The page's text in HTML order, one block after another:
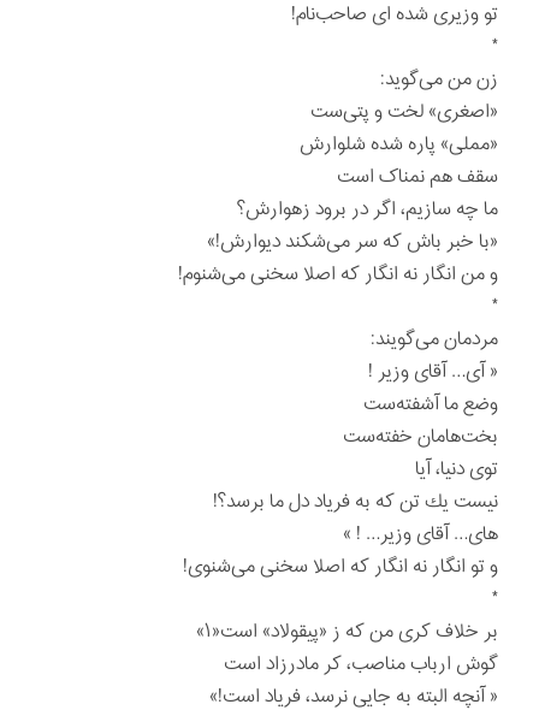
تو وزيری شده ای صاحب‌نام!
*
زن من می‌گويد:
«اصغری» لخت و پتی‌ست
«مملی» پاره شده شلوارش
سقف هم نمناک است
ما چه سازيم، اگر در برود زهوارش؟
«با خبر باش كه سر می‌شكند ديوارش!»
و من انگار نه انگار كه اصلا سخنی می‌شنوم!
*
مردمان می‌گويند:
« آی… آقای وزير !
وضع ما آشفته‌ست
بخت‌هامان خفته‌ست
توی دنيا، آيا
نيست يك تن كه به فرياد دل ما برسد؟!
های… آقای وزير… ! »
و تو انگار نه انگار كه اصلا سخنی می‌شنوی!
*
بر خلاف كری من كه ز «پيقولاد» است«۱»
گوش ارباب مناصب، كر مادرزاد است
« آنچه البته به جايی نرسد، فرياد است!»